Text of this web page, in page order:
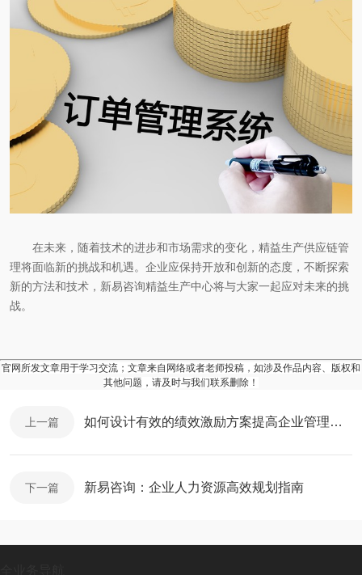
在未来，随着技术的进步和市场需求的变化，精益生产供应链管
理将面临新的挑战和机遇。企业应保持开放和创新的态度，不断探索
新的方法和技术，新易咨询精益生产中心将与大家一起应对未来的挑
战。
官网所发文章用于学习交流；文章来自网络或者老师投稿，如涉及作品内容、版权和
其他问题，请及时与我们联系删除！
上一篇 如何设计有效的绩效激励方案提高企业管理能力？
下一篇 新易咨询：企业人力资源高效规划指南